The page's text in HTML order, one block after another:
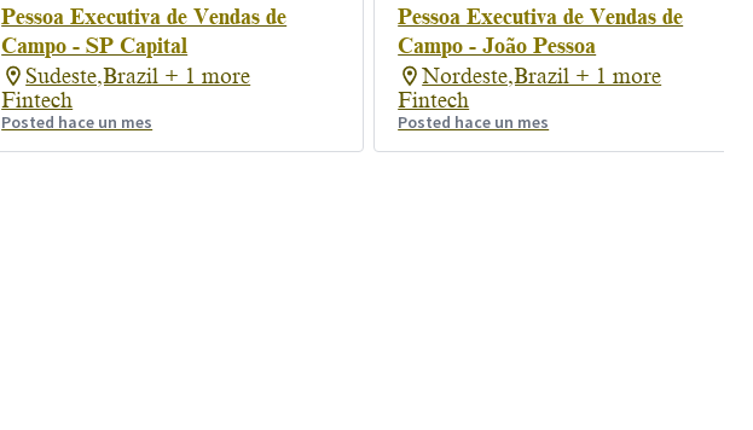
Pessoa Executiva de Vendas de
Campo - SP Capital
Sudeste,Brazil + 1 more
Fintech
Posted hace un mes
Pessoa Executiva de Vendas de
Campo - João Pessoa
Nordeste,Brazil + 1 more
Fintech
Posted hace un mes